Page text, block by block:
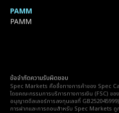
PAMM
PAMM
ข้อจำกัดความรับผิดชอบ
Spec Markets คือชื่อทางการค้าของ Spec
โดยคณะกรรมการบริการทางการเงิน (FSC) ข
อนุญาตดีลเลอร์การลงทุนเลขที่ GB252045999)
การฝากและการถอนสำหรับ Spec Markets